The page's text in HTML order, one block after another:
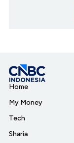
Home
My Money
Tech
Sharia